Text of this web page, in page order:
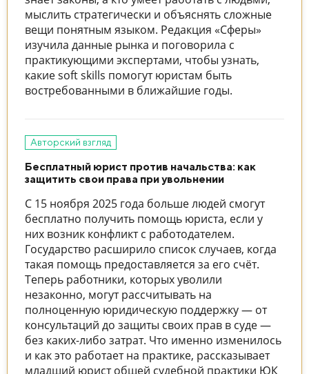
мыслить стратегически и объяснять сложные
вещи понятным языком. Редакция «Сферы»
изучила данные рынка и поговорила с
практикующими экспертами, чтобы узнать,
какие soft skills помогут юристам быть
востребованными в ближайшие годы.
Авторский взгляд
Бесплатный юрист против начальства: как
защитить свои права при увольнении
С 15 ноября 2025 года больше людей смогут
бесплатно получить помощь юриста, если у
них возник конфликт с работодателем.
Государство расширило список случаев, когда
такая помощь предоставляется за его счёт.
Теперь работники, которых уволили
незаконно, могут рассчитывать на
полноценную юридическую поддержку — от
консультаций до защиты своих прав в суде —
без каких-либо затрат. Что именно изменилось
и как это работает на практике, рассказывает
младший юрист общей судебной практики ЮК